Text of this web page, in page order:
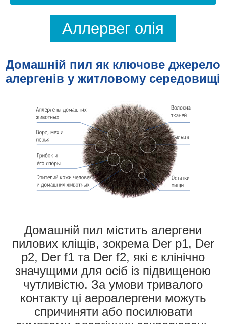
Аллервег олія
Домашній пил як ключове джерело
алергенів у житловому середовищі
Домашній пил містить алергени
пилових кліщів, зокрема Der p1, Der
p2, Der f1 та Der f2, які є клінічно
значущими для осіб із підвищеною
чутливістю. За умови тривалого
контакту ці аероалергени можуть
спричиняти або посилювати